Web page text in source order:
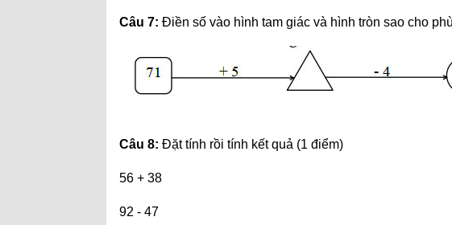
Câu 7: Điền số vào hình tam giác và hình tròn sao cho
Câu 8: Đặt tính rồi tính kết quả (1 điểm)
56 + 38
92 - 47